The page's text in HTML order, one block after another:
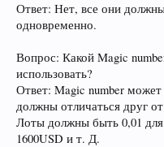
Ответ: Нет, все они
одновременно.
Вопрос: Какой Magic
использовать?
Ответ: Magic number
должны отличаться друг
Лоты должны быть 0,01 для
1600USD и т. Д.